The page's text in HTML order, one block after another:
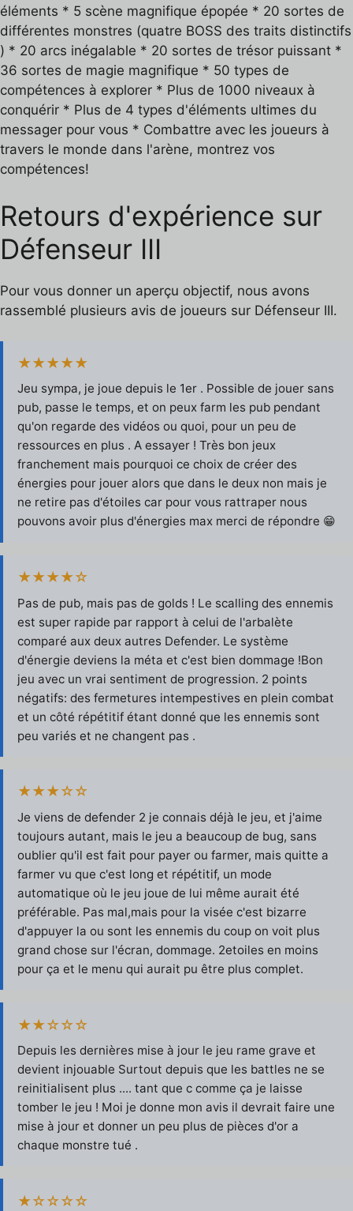
éléments * 5 scène magnifique épopée * 20 sortes de
différentes monstres (quatre BOSS des traits distinctifs
) * 20 arcs inégalable * 20 sortes de trésor puissant *
36 sortes de magie magnifique * 50 types de
compétences à explorer * Plus de 1000 niveaux à
conquérir * Plus de 4 types d'éléments ultimes du
messager pour vous * Combattre avec les joueurs à
travers le monde dans l'arène, montrez vos
compétences!
Retours d'expérience sur
Défenseur III
Pour vous donner un aperçu objectif, nous avons
rassemblé plusieurs avis de joueurs sur Défenseur III.
★★★★★
Jeu sympa, je joue depuis le 1er . Possible de jouer sans
pub, passe le temps, et on peux farm les pub pendant
qu'on regarde des vidéos ou quoi, pour un peu de
ressources en plus . A essayer ! Très bon jeux
franchement mais pourquoi ce choix de créer des
énergies pour jouer alors que dans le deux non mais je
ne retire pas d'étoiles car pour vous rattraper nous
pouvons avoir plus d'énergies max merci de répondre 😁
★★★★☆
Pas de pub, mais pas de golds ! Le scalling des ennemis
est super rapide par rapport à celui de l'arbalète
comparé aux deux autres Defender. Le système
d'énergie deviens la méta et c'est bien dommage !Bon
jeu avec un vrai sentiment de progression. 2 points
négatifs: des fermetures intempestives en plein combat
et un côté répétitif étant donné que les ennemis sont
peu variés et ne changent pas .
★★★☆☆
Je viens de defender 2 je connais déjà le jeu, et j'aime
toujours autant, mais le jeu a beaucoup de bug, sans
oublier qu'il est fait pour payer ou farmer, mais quitte a
farmer vu que c'est long et répétitif, un mode
automatique où le jeu joue de lui même aurait été
préférable. Pas mal,mais pour la visée c'est bizarre
d'appuyer la ou sont les ennemis du coup on voit plus
grand chose sur l'écran, dommage. 2etoiles en moins
pour ça et le menu qui aurait pu être plus complet.
★★☆☆☆
Depuis les dernières mise à jour le jeu rame grave et
devient injouable Surtout depuis que les battles ne se
reinitialisent plus .... tant que c comme ça je laisse
tomber le jeu ! Moi je donne mon avis il devrait faire une
mise à jour et donner un peu plus de pièces d'or a
chaque monstre tué .
★☆☆☆☆